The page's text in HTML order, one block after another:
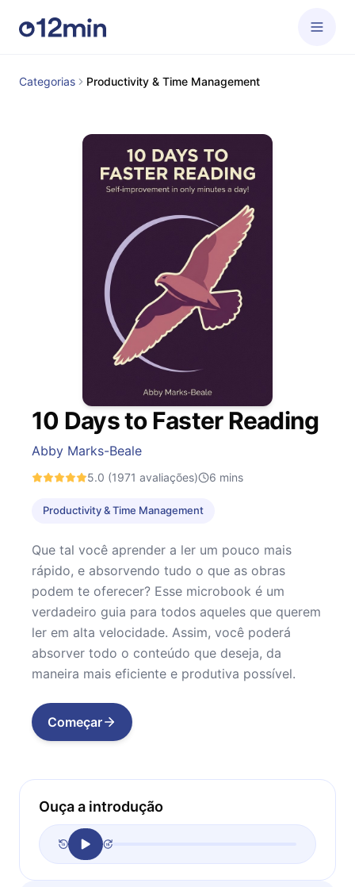
Categorias Productivity & Time Management
10 Days to Faster Reading
Abby Marks-Beale
5.0 (1971 avaliações) 6 mins
Productivity & Time Management
Que tal você aprender a ler um pouco mais
rápido, e absorvendo tudo o que as obras
podem te oferecer? Esse microbook é um
verdadeiro guia para todos aqueles que querem
ler em alta velocidade. Assim, você poderá
absorver todo o conteúdo que deseja, da
maneira mais eficiente e produtiva possível.
Começar
Ouça a introdução